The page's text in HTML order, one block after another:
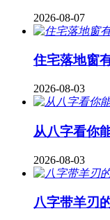
2026-08-07
住宅落地窗
2026-08-03
从八字看你
2026-08-03
八字带羊刃